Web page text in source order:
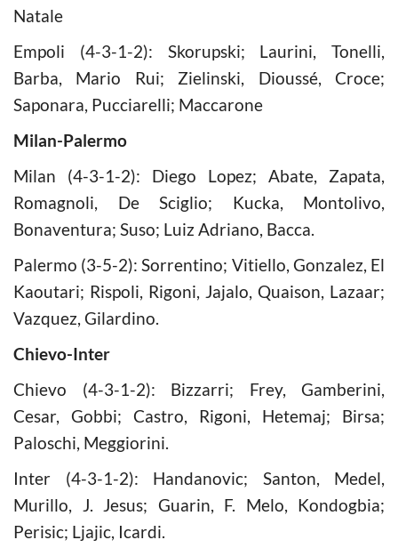
Natale
Empoli (4-3-1-2): Skorupski; Laurini, Tonelli,
Barba, Mario Rui; Zielinski, Dioussé, Croce;
Saponara, Pucciarelli; Maccarone
Milan-Palermo
Milan (4-3-1-2): Diego Lopez; Abate, Zapata,
Romagnoli, De Sciglio; Kucka, Montolivo,
Bonaventura; Suso; Luiz Adriano, Bacca.
Palermo (3-5-2): Sorrentino; Vitiello, Gonzalez, El
Kaoutari; Rispoli, Rigoni, Jajalo, Quaison, Lazaar;
Vazquez, Gilardino.
Chievo-Inter
Chievo (4-3-1-2): Bizzarri; Frey, Gamberini,
Cesar, Gobbi; Castro, Rigoni, Hetemaj; Birsa;
Paloschi, Meggiorini.
Inter (4-3-1-2): Handanovic; Santon, Medel,
Murillo, J. Jesus; Guarin, F. Melo, Kondogbia;
Perisic; Ljajic, Icardi.